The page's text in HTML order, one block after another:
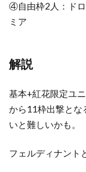
④自由枠2人：ド
ミア
解説
基本+紅花限定ユ
から11枠出撃とな
いと難しいかも。
フェルディナント